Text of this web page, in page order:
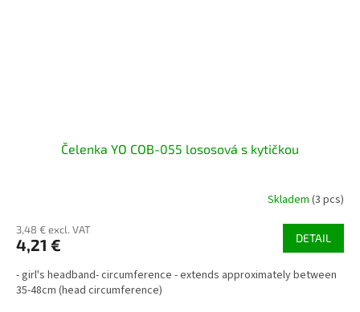
Čelenka YO COB-055 lososová s kytičkou
Skladem (3 pcs)
3,48 € excl. VAT
4,21 € DETAIL
- girl's headband- circumference - extends approximately between
35-48cm (head circumference)